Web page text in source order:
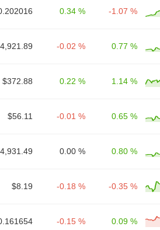
0.34 % -1.07 %
-0.02 % 0.77 %
$372.88 0.22 % 1.14 %
$56.11 -0.01 % 0.65 %
0.00 % 0.80 %
$8.19 -0.18 % -0.35 %
-0.15 % 0.09 %